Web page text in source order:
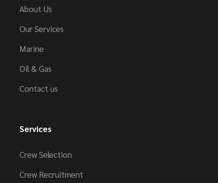
About Us
Our Services
Marine
Oil & Gas
Contact us
Services
Crew Selection
Crew Recruitment